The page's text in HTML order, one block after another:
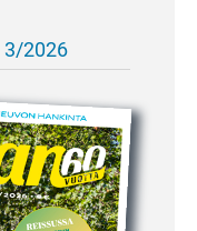
3/2026